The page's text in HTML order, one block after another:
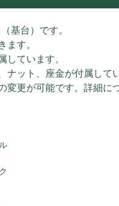
基台）です。
す。
ています。
ット、座金が付属してい
更が可能です。詳細に